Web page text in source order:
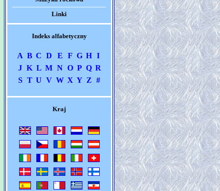
Linki
Indeks alfabetyczny
A B C D E F G H I
J K L M N O P Q R
S T U V W X Y Z #
Kraj